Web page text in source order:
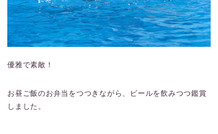
優雅で素敵！
お昼ご飯のお弁当をつつきながら、ビールを飲みつつ鑑賞
しました。